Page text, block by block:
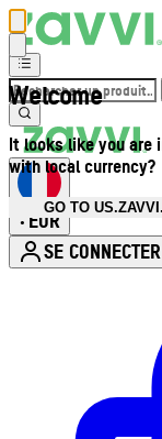
Welcome
It looks like you are
with local currency?
GO TO
• EUR
SE CONNECTER